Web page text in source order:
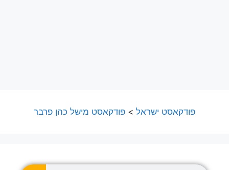
פודקאסט ישראל > פודקאסט מישל כהן פרבר